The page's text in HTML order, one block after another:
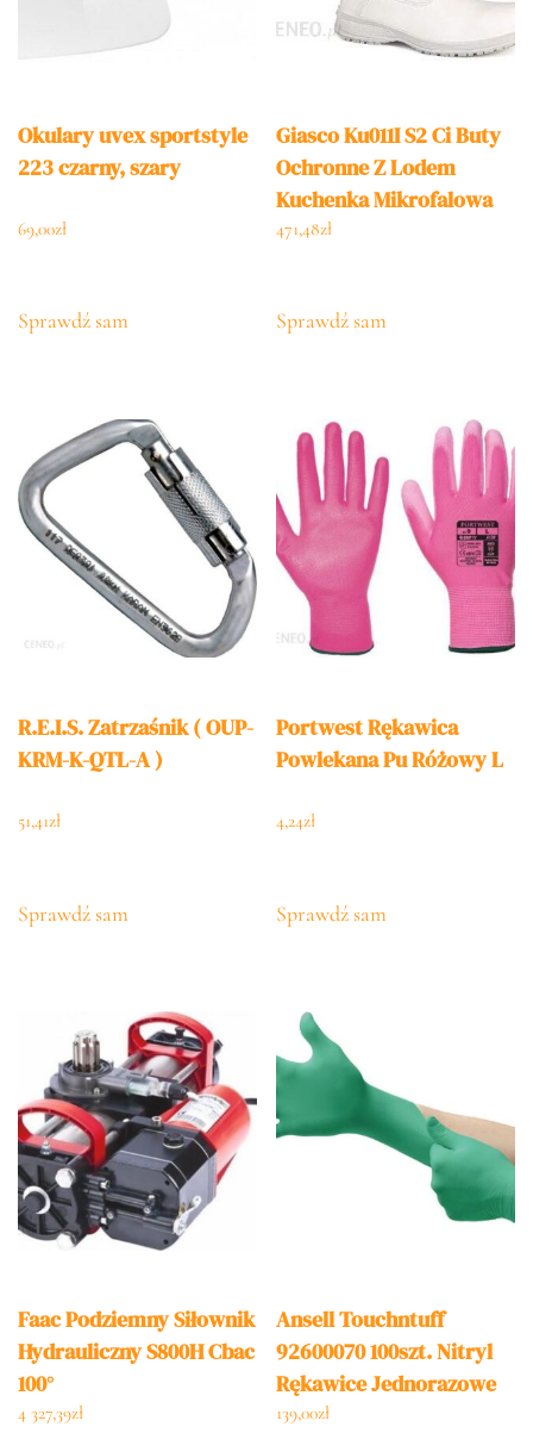
Okulary uvex sportstyle
223 czarny, szary
69,00zł
Sprawdź sam
Giasco Ku011I S2 Ci Buty
Ochronne Z Lodem
Kuchenka Mikrofalowa
Klasa Esd 3 Białe
471,48zł
Sprawdź sam
R.E.I.S. Zatrzaśnik ( OUP-
KRM-K-QTL-A )
51,41zł
Sprawdź sam
Portwest Rękawica
Powlekana Pu Różowy L
4,24zł
Sprawdź sam
Faac Podziemny Siłownik
Hydrauliczny S800H Cbac
100°
4 327,39zł
Ansell Touchntuff
92600070 100szt. Nitryl
Rękawice Jednorazowe
Rozmiar Rękawic 7 En
139,00zł